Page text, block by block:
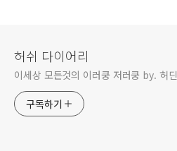
허쉬 다이어리
이세상 모든것의 이러쿵 저러쿵 by. 허딘
구독하기